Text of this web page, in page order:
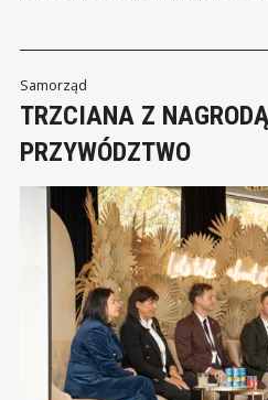
opierając się na swoim
Samorząd
TRZCIANA Z
PRZYWÓDZTWO